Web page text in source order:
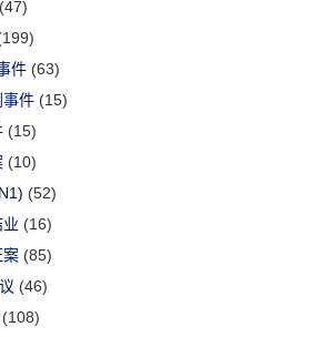
(47)
件 (63)
事件 (15)
(15)
(10)
(52)
(16)
案 (85)
(46)
(108)